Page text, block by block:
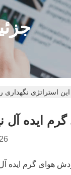
استراتژی نگهداری
ایده آل
هوای گرم ایده